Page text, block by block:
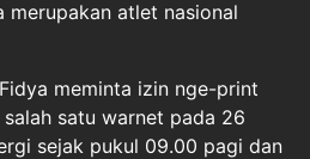
merupakan atlet nasional
meminta izin nge-print
satu warnet pada 26
sejak pukul 09.00 pagi dan